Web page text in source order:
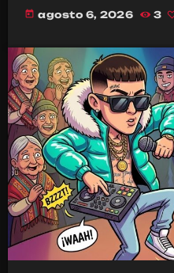
today agosto 6, 2026 3